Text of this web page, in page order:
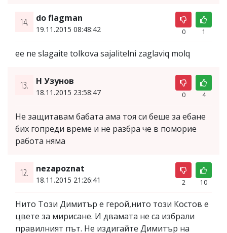
14. do flagman
19.11.2015 08:48:42 0 1
ee ne slagaite tolkova sajalitelni zaglaviq molq
13. Н Узунов
18.11.2015 23:58:47 0 4
Не защитавам бабата ама тоя си беше за ебане
бих гопреди време и не разбра че в поморие
работа няма
12. nezapoznat
18.11.2015 21:26:41 2 10
Нито Този Димитър е герой,нито този Костов е
цвете за мирисане. И двамата не са избрали
правилният път. Не издигайте Димитър на